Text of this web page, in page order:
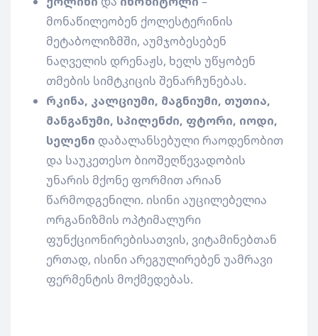
მონაწილეობენ ქოლესტერინის
მეტაბოლიზმში, აუმჯობესებენ
ნაღველის დრენაჟს, ხელს უწყობენ
თმების სიმტკიცის შენარჩუნებას.
რკინა, კალციუმი, მაგნიუმი, თუთია,
მანგანუმი, სპილენძი, ფტორი, იოდი,
სელენი დაბალანსებული რაოდენობით
და საუკეთესო ბიოშეღწევადობის
უნარის მქონე ფორმით არიან
წარმოდგენილი. ისინი აუცილებელია
ორგანიზმის ოპტიმალური
ფუნქციონირებისათვის, ვიტამინებთან
ერთად, ისინი არეგულირებენ უამრავი
ფერმენტის მოქმედებას.